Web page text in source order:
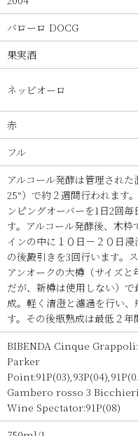
バローロ DOCG
果実酒
ネッビオーロ
赤
フル
アルコール発酵は管理された
25°）で約２週間行われます
ンピングオーバーを1日2回毎
す。アルコール発酵後、木枠
インの中に１０日－２０日浸
の後澱引きを3回行います。
アンオークの大樽（サイズと
だが、新樽は使用しない）で
成。軽く清澄と濾過を行い、
す。その後瓶熟成は最低２年
BIBENDA Cinque
Parker
Gambero rosso 3
Wine Spectator:91P(08)